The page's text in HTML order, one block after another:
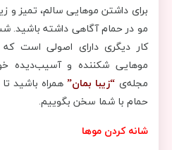
برای داشتن موهایی سالم، تمیز
مو در حمام آگاهی داشته باشید.
کار دیگری دارای اصولی است
موهایی شکننده و آسیب‌دیده
مجله‌ی “زیبا بمان”همراه باشید
حمام با شما سخن بگوییم.
شانه کردن موها